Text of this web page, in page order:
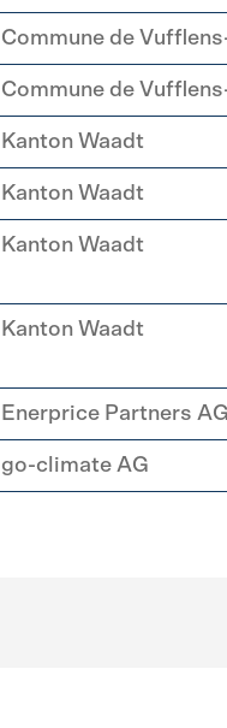
Commune de
Commune de
Kanton Waadt
Kanton Waadt
Kanton Waadt
Kanton Waadt
Enerprice Partners AG
go-climate AG